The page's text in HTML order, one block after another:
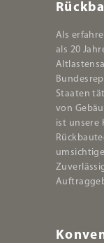
Als
als 20
Staaten
von
ist unsere